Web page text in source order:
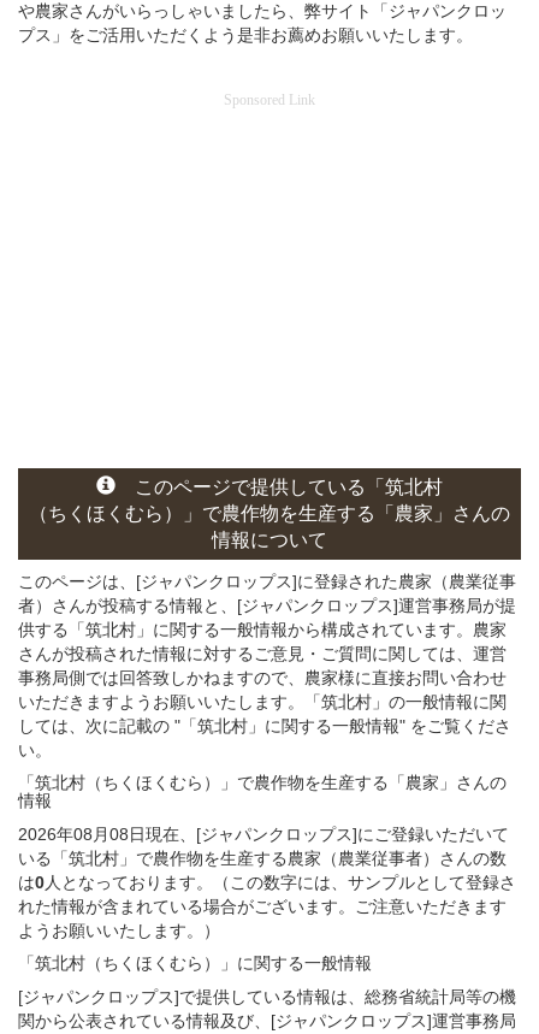
や農家さんがいらっしゃいましたら、弊サイト「ジャパンクロッ
プス」をご活用いただくよう是非お薦めお願いいたします。
Sponsored Link
このページで提供している
「筑北村
（ちくほくむら）」 で農作物を生産する 「農家」さんの
情報について
このページは、[ジャパンクロップス]に登録された農家（農業従事
者）さんが投稿する情報と、[ジャパンクロップス]運営事務局が提
供する「筑北村」に関する一般情報から構成されています。農家
さんが投稿された情報に対するご意見・ご質問に関しては、運営
事務局側では回答致しかねますので、農家様に直接お問い合わせ
いただきますようお願いいたします。「筑北村」の一般情報に関
しては、次に記載の "「筑北村」に関する一般情報" をご覧くださ
い。
「筑北村（ちくほくむら）」 で農作物を生産する 「農家」さんの
情報
2026年08月08日現在、[ジャパンクロップス]にご登録いただいて
いる「筑北村」で農作物を生産する農家（農業従事者）さんの数
は0人となっております。（この数字には、サンプルとして登録さ
れた情報が含まれている場合がございます。ご注意いただきます
ようお願いいたします。）
「筑北村（ちくほくむら）」 に関する一般情報
[ジャパンクロップス]で提供している情報は、総務省統計局等の機
関から公表されている情報及び、[ジャパンクロップス]運営事務局